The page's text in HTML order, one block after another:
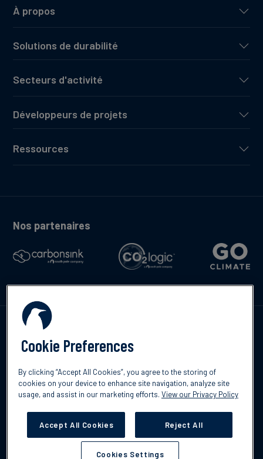
Svenska
À propos
Solutions de durabilité
Secteurs d'activité
Développeurs de projets
Ressources
Nos partenaires
responsabilité
Cookie Preferences
By clicking “Accept All Cookies”, you agree to the storing of
cookies on your device to enhance site navigation, analyze site
usage, and assist in our marketing efforts. View our Privacy Policy
Accept All Cookies Reject All
Cookies Settings